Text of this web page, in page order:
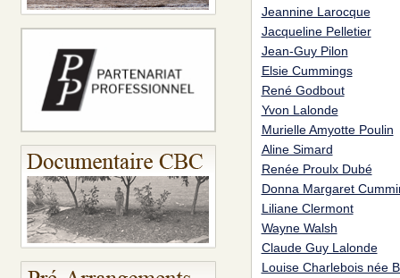
Jeannine Larocque
Jacqueline Pelletier
Jean-Guy Pilon
Elsie Cummings
René Godbout
Yvon Lalonde
Murielle Amyotte Poulin
Aline Simard
Renée Proulx Dubé
Donna Margaret
Liliane Clermont
Wayne Walsh
Claude Guy Lalonde
Louise Charlebois née